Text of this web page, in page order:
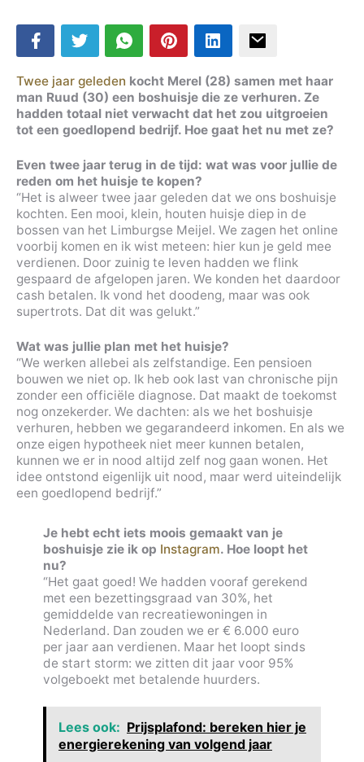
Twee jaar geleden kocht Merel (28) samen met haar
man Ruud (30) een boshuisje die ze verhuren. Ze
hadden totaal niet verwacht dat het zou uitgroeien
tot een goedlopend bedrijf. Hoe gaat het nu met ze?
Even twee jaar terug in de tijd: wat was voor jullie de
reden om het huisje te kopen?
“Het is alweer twee jaar geleden dat we ons boshuisje
kochten. Een mooi, klein, houten huisje diep in de
bossen van het Limburgse Meijel. We zagen het online
voorbij komen en ik wist meteen: hier kun je geld mee
verdienen. Door zuinig te leven hadden we flink
gespaard de afgelopen jaren. We konden het daardoor
cash betalen. Ik vond het doodeng, maar was ook
supertrots. Dat dit was gelukt.”
Wat was jullie plan met het huisje?
“We werken allebei als zelfstandige. Een pensioen
bouwen we niet op. Ik heb ook last van chronische pijn
zonder een officiële diagnose. Dat maakt de toekomst
nog onzekerder. We dachten: als we het boshuisje
verhuren, hebben we gegarandeerd inkomen. En als we
onze eigen hypotheek niet meer kunnen betalen,
kunnen we er in nood altijd zelf nog gaan wonen. Het
idee ontstond eigenlijk uit nood, maar werd uiteindelijk
een goedlopend bedrijf.”
Je hebt echt iets moois gemaakt van je
boshuisje zie ik op Instagram. Hoe loopt het
nu?
“Het gaat goed! We hadden vooraf gerekend
met een bezettingsgraad van 30%, het
gemiddelde van recreatiewoningen in
Nederland. Dan zouden we er € 6.000 euro
per jaar aan verdienen. Maar het loopt sinds
de start storm: we zitten dit jaar voor 95%
volgeboekt met betalende huurders.
Lees ook: Prijsplafond: bereken hier je
energierekening van volgend jaar